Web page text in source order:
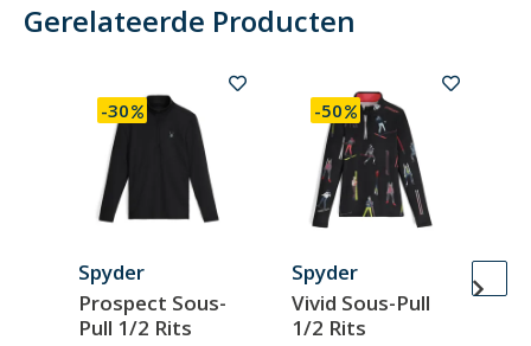
Gerelateerde Producten
Spyder
Prospect Sous-
Pull 1/2 Rits
-30
Spyder
Vivid Sous-Pull
1/2 Rits
-50
W